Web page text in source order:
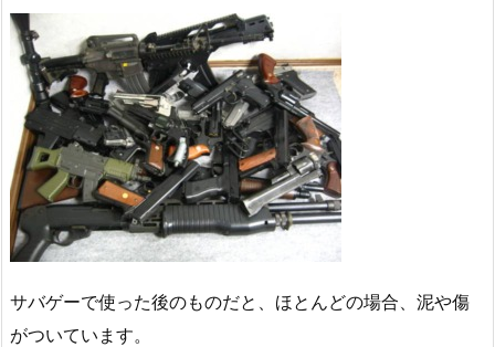
サバゲーで使った後のものだと、ほとんどの場合、泥や傷
がついています。